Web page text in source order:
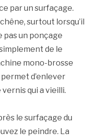
par un surfaçage.
surtout lorsqu’il
un ponçage
de le
mono-brosse
d’enlever
qui a vieilli.
le surfaçage du
le peindre. La